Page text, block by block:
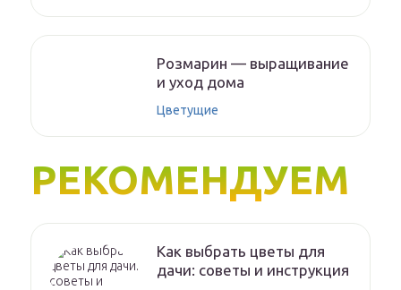
Розмарин — выращивание
и уход дома
Цветущие
РЕКОМЕНДУЕМ
Как выбрать цветы для
дачи: советы и инструкция